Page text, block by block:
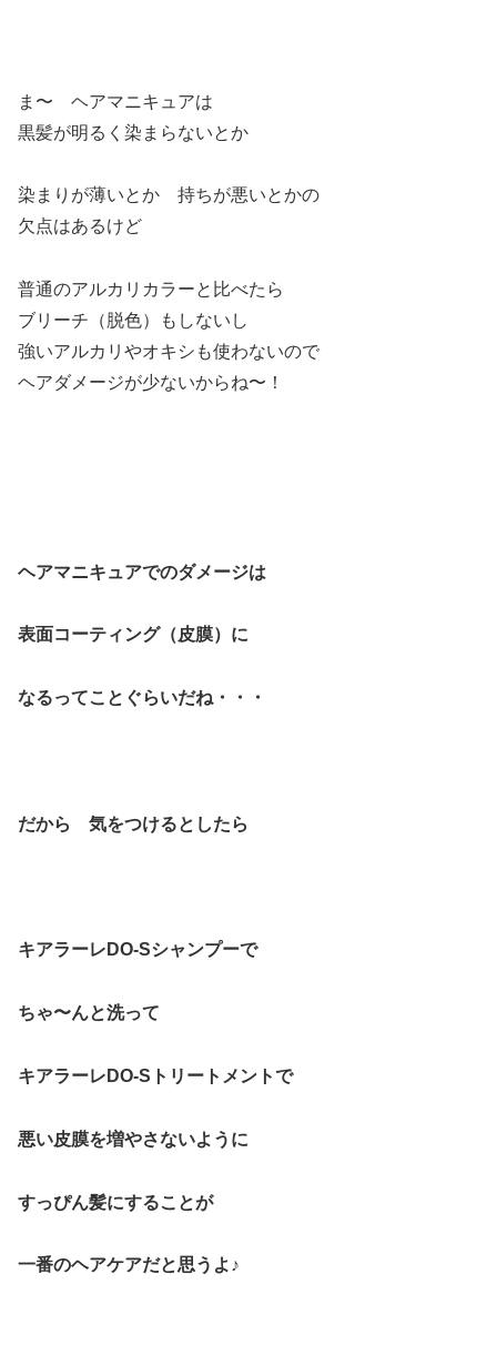
ま〜 ヘアマニキュアは
黒髪が明るく染まらないとか
染まりが薄いとか 持ちが悪いとかの
欠点はあるけど
普通のアルカリカラーと比べたら
ブリーチ（脱色）もしないし
強いアルカリやオキシも使わないので
ヘアダメージが少ないからね〜！
ヘアマニキュアでのダメージは
表面コーティング（皮膜）に
なるってことぐらいだね・・・
だから 気をつけるとしたら
キアラーレDO-Sシャンプーで
ちゃ〜んと洗って
キアラーレDO-Sトリートメントで
悪い皮膜を増やさないように
すっぴん髪にすることが
一番のヘアケアだと思うよ♪